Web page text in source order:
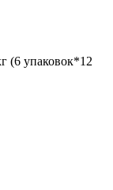
(6 упаковок*12